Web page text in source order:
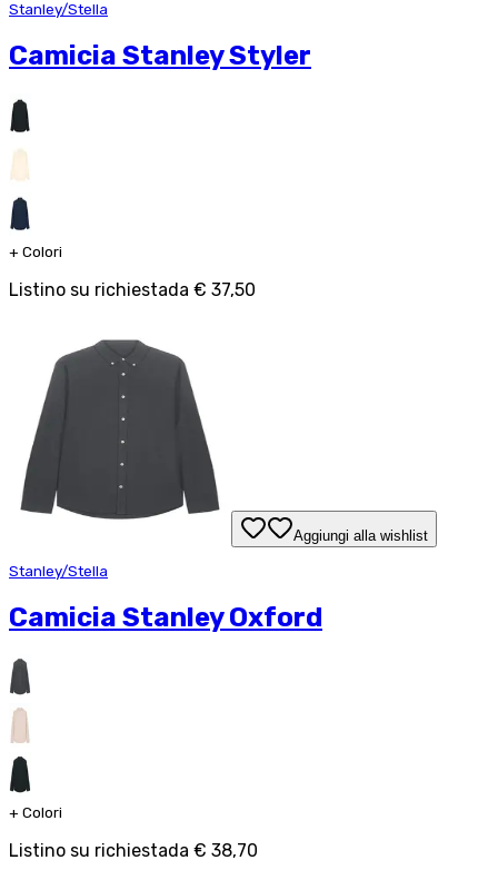
Stanley/Stella
Camicia Stanley Styler
+ Colori
Listino su richiestada € 37,50
Aggiungi alla wishlist
Stanley/Stella
Camicia Stanley Oxford
+ Colori
Listino su richiestada € 38,70